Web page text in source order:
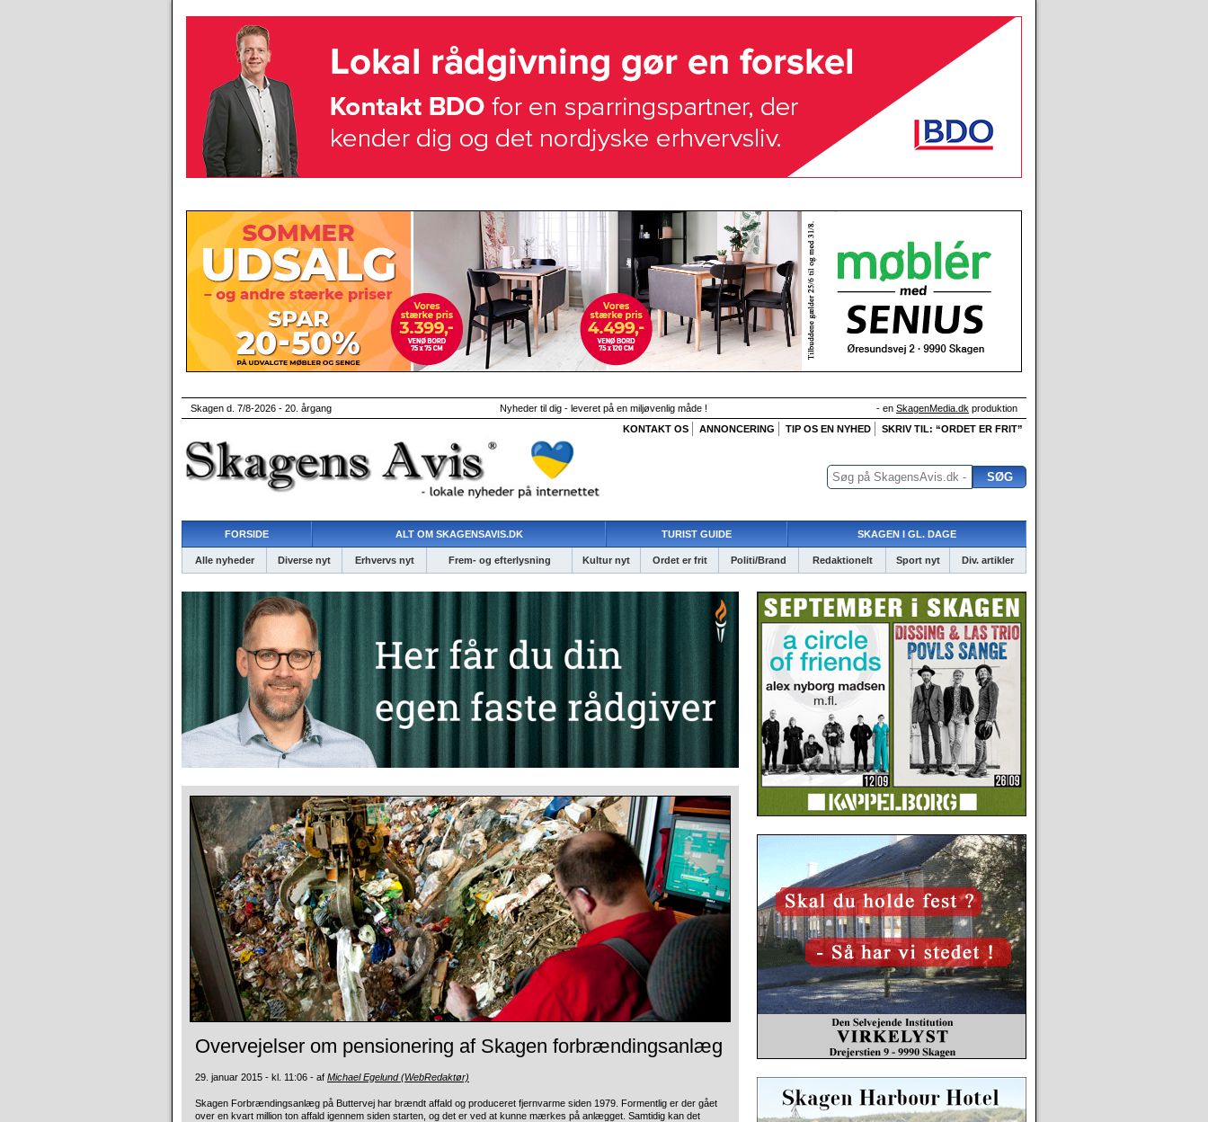
Skagen d. 7/8-2026 - 20. årgang Nyheder til dig - leveret på en miljøvenlig måde ! - en SkagenMedia.dk produktion
KONTAKT OS
ANNONCERING TIP OS EN NYHED SKRIV TIL: “ORDET ER FRIT”
FORSIDE ALT OM SKAGENSAVIS.DK TURIST GUIDE SKAGEN I GL. DAGE
Alle nyheder Diverse nyt Erhvervs nyt Frem- og efterlysning Kultur nyt Ordet er frit Politi/Brand Redaktionelt Sport nyt Div. artikler
Overvejelser om pensionering af Skagen forbrændingsanlæg
29. januar 2015 - kl. 11:06 - af Michael Egelund (WebRedaktør)
Skagen Forbrændingsanlæg på Buttervej har brændt affald og produceret fjernvarme siden 1979. Formentlig er der gået
over en kvart million ton affald igennem siden starten, og det er ved at kunne mærkes på anlægget. Samtidig kan det